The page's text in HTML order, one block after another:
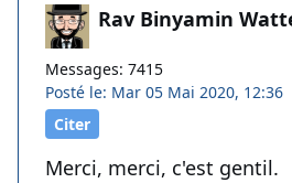
Rav Binyamin
Messages: 7415
Posté le: Mar 05 Mai 2020, 12:36
Citer
Merci, merci, c'est gentil.